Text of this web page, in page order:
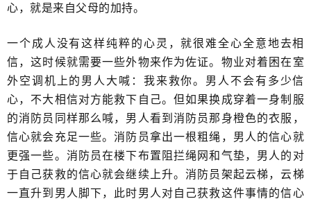
心，就是来自父母的加持。
一个成人没有这样纯粹的心灵，就很难全心全意地去相
信，这时候就需要一些外物来作为佐证。物业对着困在室
外空调机上的男人大喊：我来救你。男人不会有多少信
心，不大相信对方能救下自己。但如果换成穿着一身制服
的消防员同样那么喊，男人看到消防员那身橙色的衣服，
信心就会充足一些。消防员拿出一根粗绳，男人的信心就
更强一些。消防员在楼下布置阻拦绳网和气垫，男人的对
于自己获救的信心就会继续上升。消防员架起云梯，云梯
一直升到男人脚下，此时男人对自己获救这件事情的信心